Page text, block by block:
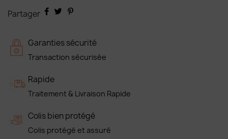
Partager
Garanties sécurité
Transaction sécurisée
Rapide
Traitement & Livraison Rapide
Colis bien protégé
Colis protégé et assuré